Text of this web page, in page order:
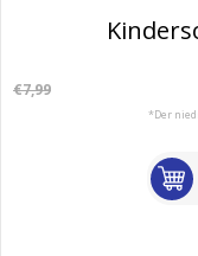
€7,99
*Der